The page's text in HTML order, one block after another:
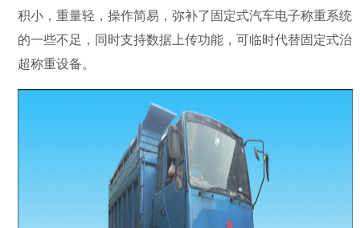
积小，重量轻，操作简易，弥补了固定式汽车电子称重系统
的一些不足，同时支持数据上传功能，可临时代替固定式治
超称重设备。